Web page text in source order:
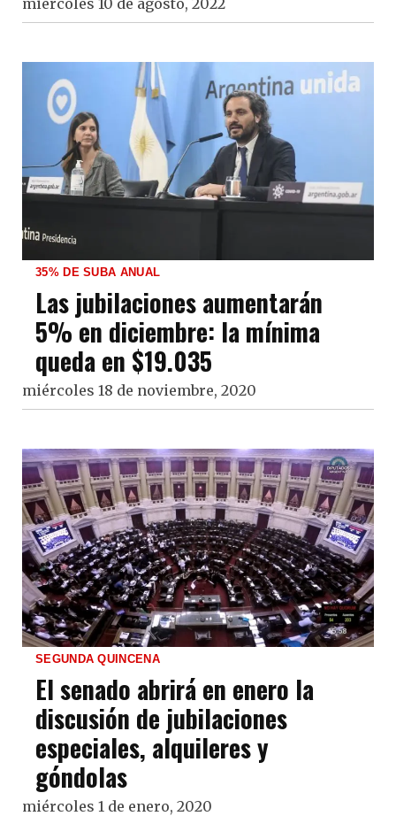
miércoles 10 de agosto, 2022
35% DE SUBA ANUAL
Las jubilaciones aumentarán
5% en diciembre: la mínima
queda en $19.035
miércoles 18 de noviembre, 2020
SEGUNDA QUINCENA
El senado abrirá en enero la
discusión de jubilaciones
especiales, alquileres y
góndolas
miércoles 1 de enero, 2020